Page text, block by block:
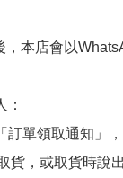
，本店會以
訂單領取通知」
貨，或取貨時說